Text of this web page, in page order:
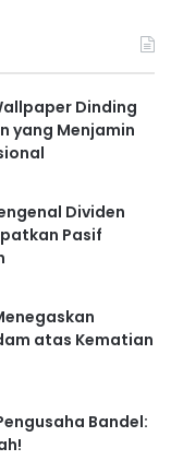
Dinding
yang Menjamin
Dividen
Pasif
atas Kematian
Bandel: